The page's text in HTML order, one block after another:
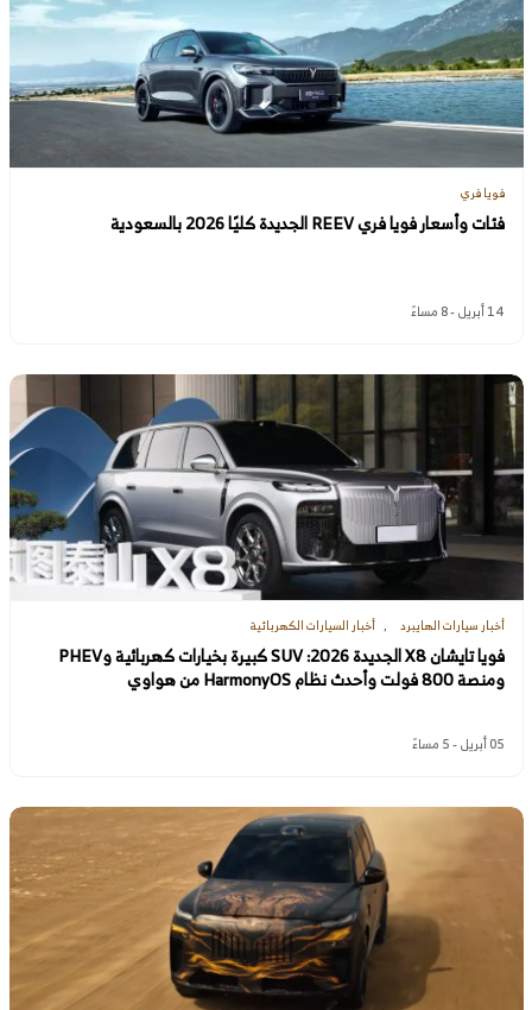
فويا فري
فئات وأسعار فويا فري REEV الجديدة كليًا 2026 بالسعودية
14 أبريل - 8 مساءً
أخبار سيارات الهايبرد أخبار السيارات الكهربائية
فويا تايشان X8 الجديدة 2026: SUV كبيرة بخيارات كهربائية وPHEV
ومنصة 800 فولت وأحدث نظام HarmonyOS من هواوي
05 أبريل - 5 مساءً